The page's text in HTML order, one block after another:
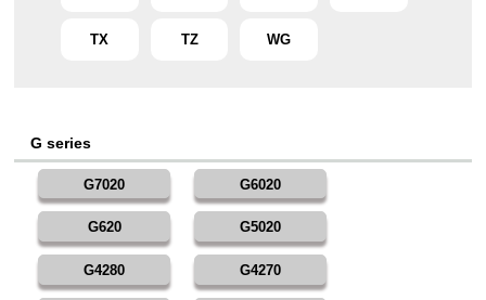
TX TZ WG
G series
G7020 G6020
G620 G5020
G4280 G4270